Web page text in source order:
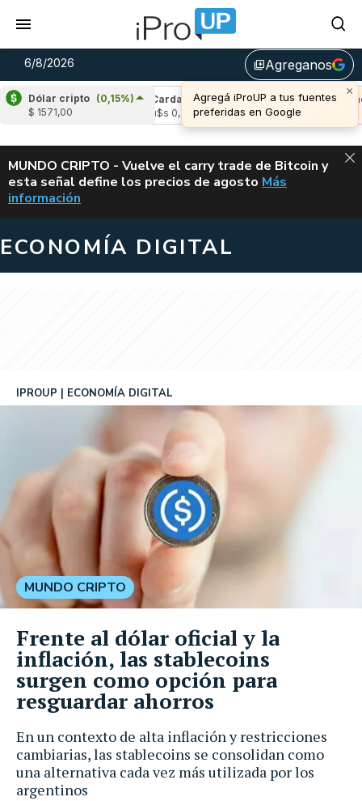
6/8/2026 library_addAgreganos
×
Agregá iProUP a tus fuentes
preferidas en Google
Dólar cripto (0,15%)
$ 1571,00
(-2,53%)
Cardano (5,05%)
u$s 0,20
Avalanche
u$s 6,45
ALERTA
MUNDO CRIPTO - Vuelve el carry trade de Bitcoin y
esta señal define los precios de agosto VUELVE EL
Más
información
ECONOMÍA DIGITAL
En un contexto de alta inflación y restricciones
cambiarias, las stablecoins se consolidan como
una alternativa cada vez más utilizada por los
argentinos
IPROUP ECONOMÍA DIGITAL
MUNDO CRIPTO
Frente al dólar oficial y la
inflación, las stablecoins
surgen como opción para
resguardar ahorros